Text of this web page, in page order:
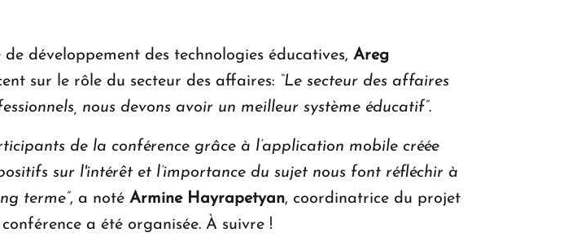
développement des technologies éducatives, Areg
sur le rôle du secteur des affaires: “Le secteur des affaires
nous devons avoir un meilleur système éducatif”.
de la conférence grâce à l’application mobile créée
sur l'intérêt et l’importance du sujet nous font réfléchir à
terme”, a noté Armine Hayrapetyan, coordinatrice du projet
a été organisée. À suivre !